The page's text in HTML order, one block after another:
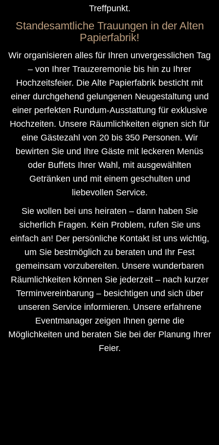
Treffpunkt.
Standesamtliche Trauungen in der Alten
Papierfabrik!
Wir organisieren alles für Ihren unvergesslichen Tag
– von Ihrer Trauzeremonie bis hin zu Ihrer
Hochzeitsfeier. Die Alte Papierfabrik besticht mit
einer durchgehend gelungenen Neugestaltung und
einer perfekten Rundum-Ausstattung für exklusive
Hochzeiten. Unsere Räumlichkeiten eignen sich für
eine Gästezahl von 20 bis 350 Personen. Wir
bewirten Sie und Ihre Gäste mit leckeren Menüs
oder Buffets Ihrer Wahl, mit ausgewählten
Getränken und mit einem geschulten und
liebevollen Service.
Sie wollen bei uns heiraten – dann haben Sie
sicherlich Fragen. Kein Problem, rufen Sie uns
einfach an! Der persönliche Kontakt ist uns wichtig,
um Sie bestmöglich zu beraten und Ihr Fest
gemeinsam vorzubereiten. Unsere wunderbaren
Räumlichkeiten können Sie jederzeit – nach kurzer
Terminvereinbarung – besichtigen und sich über
unseren Service informieren. Unsere erfahrene
Eventmanager zeigen Ihnen gerne die
Möglichkeiten und beraten Sie bei der Planung Ihrer
Feier.